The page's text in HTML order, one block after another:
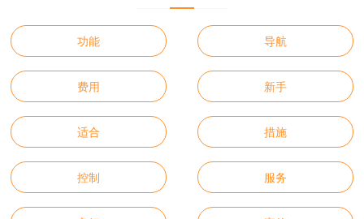
功能 导航
费用 新手
适合 措施
控制 服务